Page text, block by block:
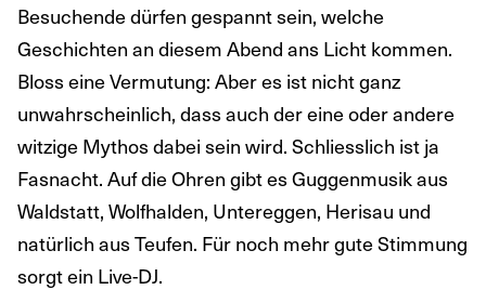
Besuchende dürfen gespannt sein, welche
Geschichten an diesem Abend ans Licht kommen.
Bloss eine Vermutung: Aber es ist nicht ganz
unwahrscheinlich, dass auch der eine oder andere
witzige Mythos dabei sein wird. Schliesslich ist ja
Fasnacht. Auf die Ohren gibt es Guggenmusik aus
Waldstatt, Wolfhalden, Untereggen, Herisau und
natürlich aus Teufen. Für noch mehr gute Stimmung
sorgt ein Live-DJ.